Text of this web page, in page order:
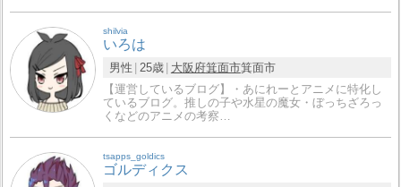
shilvia
いろは
男性 25歳 大阪府箕面市箕面市
【運営しているブログ】・あにれーとアニメに特化し
ているブログ。推しの子や水星の魔女・ぼっちざろっ
くなどのアニメの考察…
tsapps_goldics
ゴルディクス